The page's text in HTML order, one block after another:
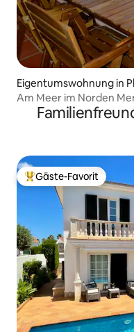
Eigentumswohnung in
Am Meer im Norden
Beliebter Gäste-Favorit.
Gäste-Favorit